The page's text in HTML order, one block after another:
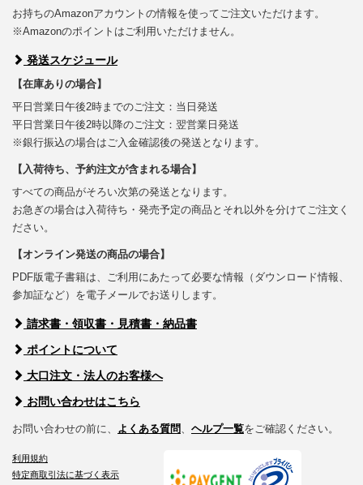
お持ちのAmazonアカウントの情報を使ってご注文いただけます。
※Amazonのポイントはご利用いただけません。
発送スケジュール
【在庫ありの場合】
平日営業日午後2時までのご注文：当日発送
平日営業日午後2時以降のご注文：翌営業日発送
※銀行振込の場合はご入金確認後の発送となります。
【入荷待ち、予約注文が含まれる場合】
すべての商品がそろい次第の発送となります。
お急ぎの場合は入荷待ち・発売予定の商品とそれ以外を分けてご注文く
ださい。
【オンライン発送の商品の場合】
PDF版電子書籍は、ご利用にあたって必要な情報（ダウンロード情報、
参加証など）を電子メールでお送りします。
請求書・領収書・見積書・納品書
ポイントについて
大口注文・法人のお客様へ
お問い合わせはこちら
お問い合わせの前に、 よくある質問、 ヘルプ一覧をご確認ください。
利用規約
特定商取引法に基づく表示